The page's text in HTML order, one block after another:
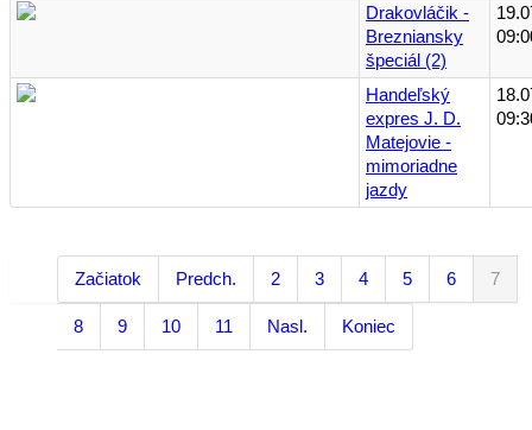
Drakovláčik -
Brezniansky
špeciál (2)
Handeľský
expres J. D.
Matejovie -
mimoriadne
jazdy
Začiatok Predch. 2 3 4 5 6 7
8 9 10 11 Nasl. Koniec